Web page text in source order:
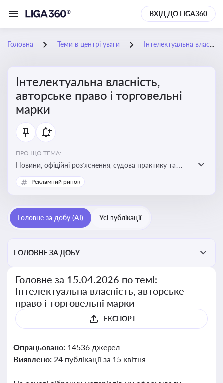
ВХІД ДО LIGA360
Головна Теми в центрі уваги Інтелектуальна власність, авторське право і торговельні марки
Інтелектуальна власність,
авторське право і торговельні
марки
ПРО ЩО ТЕМА:
Новини, офіційні роз’яснення, судова практику та
експертні матеріали, що стосуються авторського
права, реєстрації та захисту торговельних марок,
власності, а також змін у законодавстві у цій сфері
Рекламний ринок
Головне за добу (AI) Усі публікації
ГОЛОВНЕ ЗА ДОБУ
Головне за 15.04.2026 по темі:
Інтелектуальна власність, авторське
право і торговельні марки
ЕКСПОРТ
Опрацьовано: 14536 джерел
Виявлено: 24 публікації за 15 квітня